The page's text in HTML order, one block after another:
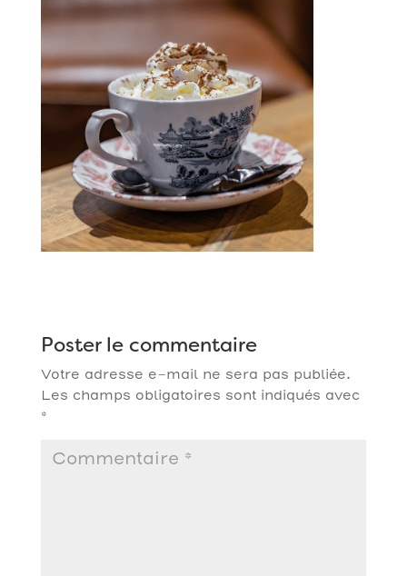
Poster le commentaire
Votre adresse e-mail ne sera pas publiée.
Les champs obligatoires sont indiqués avec
*